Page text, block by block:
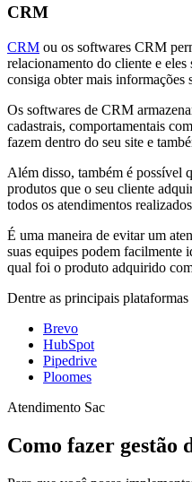
CRM
CRM ou os softwares CRM
relacionamento do cliente e
consiga obter mais informações
Os softwares de CRM
cadastrais, comportamentais
fazem dentro do seu site e
Além disso, também é possível
produtos que o seu cliente
todos os atendimentos
É uma maneira de evitar um
suas equipes podem facilmente
qual foi o produto adquirido
Dentre as principais
Brevo
HubSpot
Pipedrive
Ploomes
Atendimento Sac
Como fazer gestão